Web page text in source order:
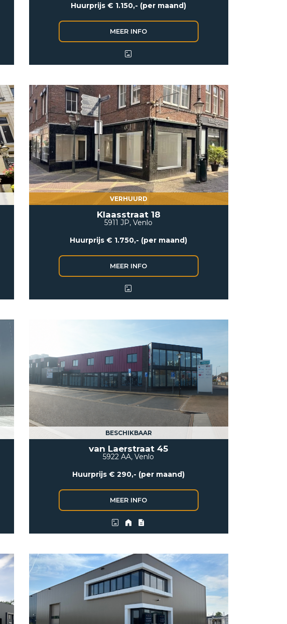
Huurprijs € 1.150,- (per maand)
VERHUURD
Klaasstraat 18
5911 JP, Venlo
Huurprijs € 1.750,- (per maand)
BESCHIKBAAR
van Laerstraat 45
5922 AA, Venlo
Huurprijs € 290,- (per maand)